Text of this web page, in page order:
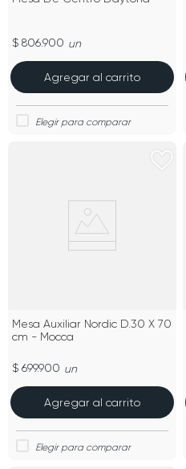
$ 806.900 un
Agregar al carrito
Mesa Auxiliar Nordic D.30 X 70
cm - Mocca
$ 699.900 un
Agregar al carrito